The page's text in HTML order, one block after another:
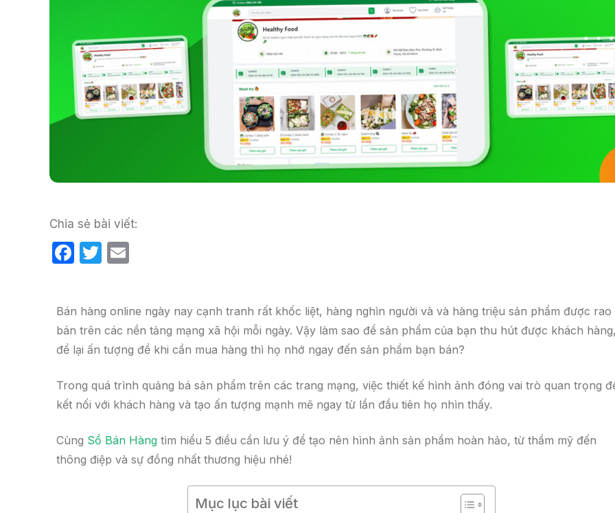
Chia sẻ bài viết:
F
e
b
o
o
k
T
er
Bán hàng online ngày nay cạnh tranh rất khốc liệt, hàng nghìn người và và hàng triệu sản phẩm được rao
bán trên các nền tảng mạng xã hội mỗi ngày. Vậy làm sao để sản phẩm của bạn thu hút được khách
để lại ấn tượng để khi cần mua hàng thì họ nhớ ngay đến sản phẩm bạn bán?
Trong quá trình quảng bá sản phẩm trên các trang mạng, việc thiết kế hình ảnh đóng vai trò quan trọng
kết nối với khách hàng và tạo ấn tượng mạnh mẽ ngay từ lần đầu tiên họ nhìn thấy.
Cùng Sổ Bán Hàng tìm hiểu 5 điều cần lưu ý để tạo nên hình ảnh sản phẩm hoàn hảo, từ thẩm mỹ đến
thông điệp và sự đồng nhất thương hiệu nhé!
Mục lục bài viết